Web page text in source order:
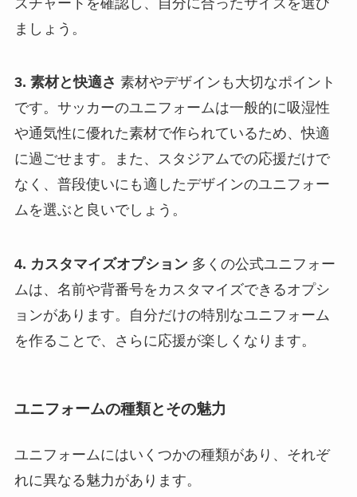
ましょう。
3. 素材と快適さ 素材やデザインも大切なポイント
です。サッカーのユニフォームは一般的に吸湿性
や通気性に優れた素材で作られているため、快適
に過ごせます。また、スタジアムでの応援だけで
なく、普段使いにも適したデザインのユニフォー
ムを選ぶと良いでしょう。
4. カスタマイズオプション多くの公式ユニフォー
ムは、名前や背番号をカスタマイズできるオプシ
ョンがあります。自分だけの特別なユニフォーム
を作ることで、さらに応援が楽しくなります。
ユニフォームの種類とその魅力
ユニフォームにはいくつかの種類があり、それぞ
れに異なる魅力があります。